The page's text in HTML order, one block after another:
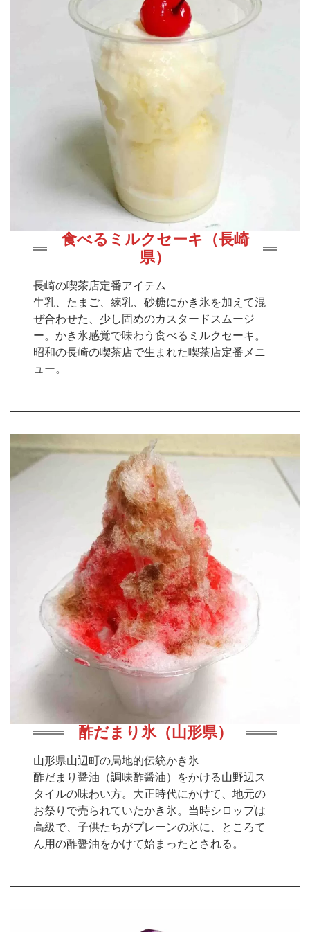
食べるミルクセーキ（長崎
県）
長崎の喫茶店定番アイテム
牛乳、たまご、練乳、砂糖にかき氷を加えて混
ぜ合わせた、少し固めのカスタードスムージ
ー。かき氷感覚で味わう食べるミルクセーキ。
昭和の長崎の喫茶店で生まれた喫茶店定番メニ
ュー。
酢だまり氷（山形県）
山形県山辺町の局地的伝統かき氷
酢だまり醤油（調味酢醤油）をかける山野辺ス
タイルの味わい方。大正時代にかけて、地元の
お祭りで売られていたかき氷。当時シロップは
高級で、子供たちがプレーンの氷に、ところて
ん用の酢醤油をかけて始まったとされる。